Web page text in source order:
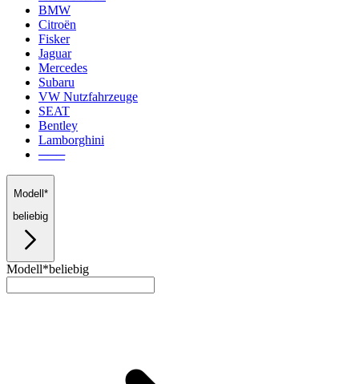
BMW
Citroën
Fisker
Jaguar
Mercedes
Subaru
VW Nutzfahrzeuge
SEAT
Bentley
Lamborghini
───
Modell*
beliebig
Modell*beliebig